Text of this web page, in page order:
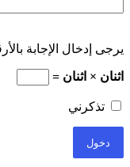
يرجى إدخال الإجابة
اثنان × اثنان =
تذكرني